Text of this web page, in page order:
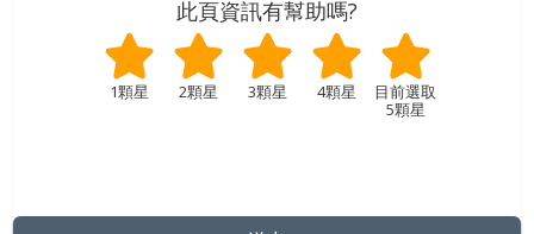
此頁資訊有幫助嗎?
1顆星 2顆星 3顆星
4顆星
5顆星